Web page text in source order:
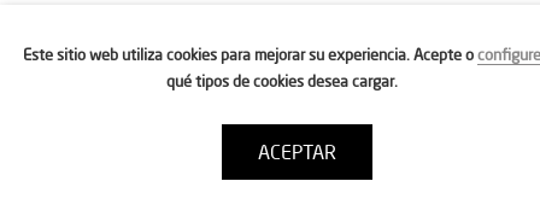
Este sitio web utiliza cookies para mejorar su experiencia. Acepte oconfigure
qué tipos de cookies desea cargar.
ACEPTAR